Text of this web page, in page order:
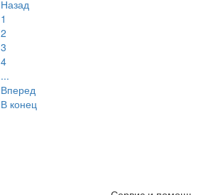
Назад
1
2
3
4
...
Вперед
В конец